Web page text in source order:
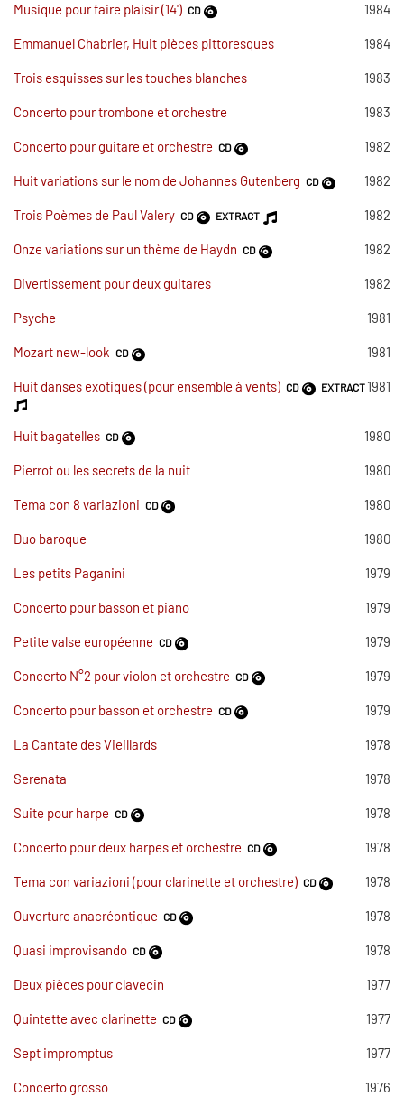
Musique pour faire plaisir (14') CD 1984
Emmanuel Chabrier, Huit pièces pittoresques 1984
Trois esquisses sur les touches blanches 1983
Concerto pour trombone et orchestre 1983
Concerto pour guitare et orchestre CD 1982
Huit variations sur le nom de Johannes Gutenberg CD 1982
Trois Poèmes de Paul Valery CD EXTRACT 1982
Onze variations sur un thème de Haydn CD 1982
Divertissement pour deux guitares 1982
Psyche 1981
Mozart new-look CD 1981
Huit danses exotiques (pour ensemble à vents) CD EXTRACT 1981
Huit bagatelles CD 1980
Pierrot ou les secrets de la nuit 1980
Tema con 8 variazioni CD 1980
Duo baroque 1980
Les petits Paganini 1979
Concerto pour basson et piano 1979
Petite valse européenne CD 1979
Concerto N°2 pour violon et orchestre CD 1979
Concerto pour basson et orchestre CD 1979
La Cantate des Vieillards 1978
Serenata 1978
Suite pour harpe CD 1978
Concerto pour deux harpes et orchestre CD 1978
Tema con variazioni (pour clarinette et orchestre) CD 1978
Ouverture anacréontique CD 1978
Quasi improvisando CD 1978
Deux pièces pour clavecin 1977
Quintette avec clarinette CD 1977
Sept impromptus 1977
Concerto grosso 1976